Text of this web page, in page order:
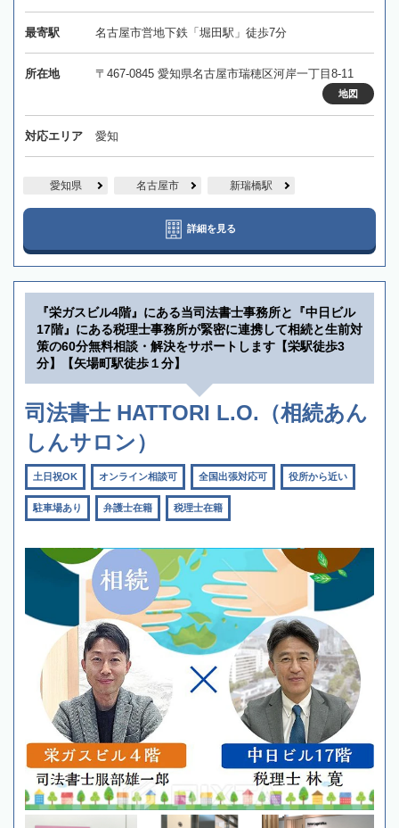
最寄駅 名古屋市営地下鉄「堀田駅」徒歩7分
所在地 〒467-0845 愛知県名古屋市瑞穂区河岸一丁目8-11
地図
対応エリア 愛知
愛知県 名古屋市 新瑞橋駅
詳細を見る
『栄ガスビル4階』にある当司法書士事務所と『中日ビル
17階』にある税理士事務所が緊密に連携して相続と生前対
策の60分無料相談・解決をサポートします【栄駅徒歩3
分】【矢場町駅徒歩１分】
司法書士 HATTORI L.O.（相続あん
しんサロン）
土日祝OK オンライン相談可 全国出張対応可 役所から近い
駐車場あり 弁護士在籍 税理士在籍